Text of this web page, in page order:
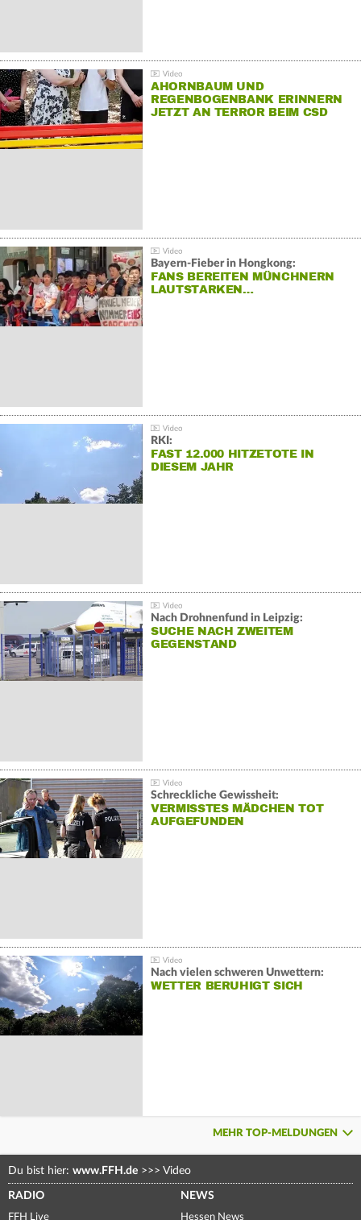
AHORNBAUM UND
REGENBOGENBANK ERINNERN
JETZT AN TERROR BEIM CSD
Bayern-Fieber in Hongkong:
FANS BEREITEN MÜNCHNERN
LAUTSTARKEN…
RKI:
FAST 12.000 HITZETOTE IN
DIESEM JAHR
Nach Drohnenfund in Leipzig:
SUCHE NACH ZWEITEM
GEGENSTAND
Schreckliche Gewissheit:
VERMISSTES MÄDCHEN TOT
AUFGEFUNDEN
Nach vielen schweren Unwettern:
WETTER BERUHIGT SICH
MEHR TOP-MELDUNGEN
Du bist hier: www.FFH.de >>> Video
RADIO
FFH Live
NEWS
Hessen News